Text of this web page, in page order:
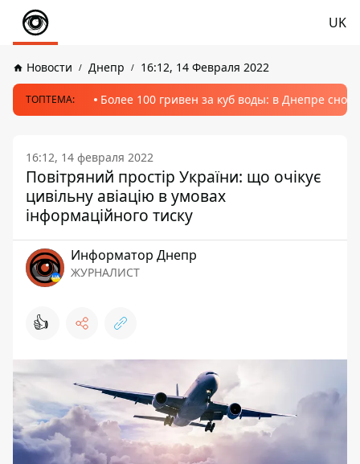
UK
Новости Днепр 16:12, 14 Февраля 2022
ТОПТЕМА: Более 100 гривен за куб воды: в Днепре
16:12, 14 февраля 2022
Повітряний простір України: що очікує
цивільну авіацію в умовах
інформаційного тиску
Информатор Днепр
ЖУРНАЛИСТ
👍